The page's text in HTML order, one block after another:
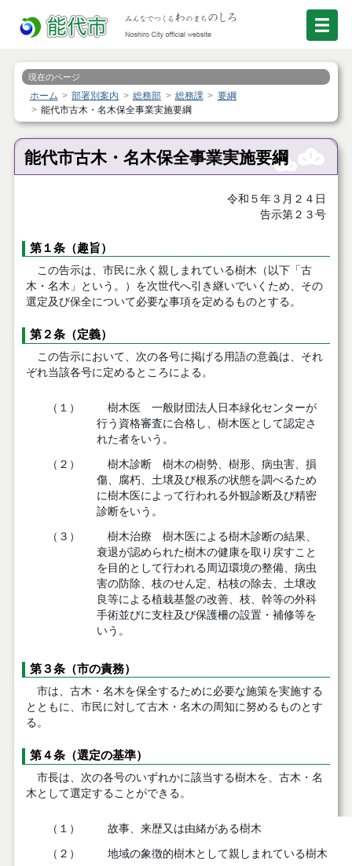
現在のページ
ホーム 部署別案内 総務部 総務課
要綱
能代市古木・名木保全事業実施要綱
能代市古木・名木保全事業実施要綱
令和５年３月２４日
告示第２３号
第１条（趣旨）
この告示は、市民に永く親しまれている樹木（以下「古
木・名木」という。）を次世代へ引き継いでいくため、その
選定及び保全について必要な事項を定めるものとする。
第２条（定義）
この告示において、次の各号に掲げる用語の意義は、それ
ぞれ当該各号に定めるところによる。
（１）
樹木医 一般財団法人日本緑化センターが
行う資格審査に合格し、樹木医として認定さ
れた者をいう。
（２）
樹木診断 樹木の樹勢、樹形、病虫害、損
傷、腐朽、土壌及び根系の状態を調べるため
に樹木医によって行われる外観診断及び精密
診断をいう。
（３）
樹木治療 樹木医による樹木診断の結果、
衰退が認められた樹木の健康を取り戻すこと
を目的として行われる周辺環境の整備、病虫
害の防除、枝のせん定、枯枝の除去、土壌改
良等による植栽基盤の改善、枝、幹等の外科
手術並びに支柱及び保護柵の設置・補修等を
いう。
第３条（市の責務）
市は、古木・名木を保全するために必要な施策を実施する
とともに、市民に対して古木・名木の周知に努めるものとす
る。
第４条（選定の基準）
市長は、次の各号のいずれかに該当する樹木を、古木・名
木として選定することができる。
（１） 故事、来歴又は由緒がある樹木
（２） 地域の象徴的樹木として親しまれている樹木